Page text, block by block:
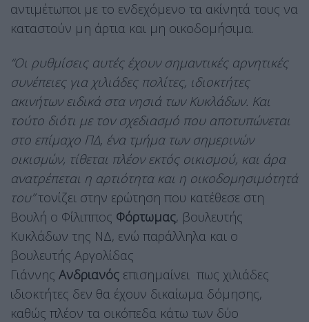
αντιμέτωποι με το ενδεχόμενο τα ακίνητά τους να
καταστούν μη άρτια και μη οικοδομήσιμα.
“Οι ρυθμίσεις αυτές έχουν σημαντικές αρνητικές
συνέπειες για χιλιάδες πολίτες, ιδιοκτήτες
ακινήτων ειδικά στα νησιά των Κυκλάδων. Και
τούτο διότι με τον σχεδιασμό που αποτυπώνεται
στο επίμαχο ΠΔ, ένα τμήμα των σημερινών
οικισμών, τίθεται πλέον εκτός οικισμού, και άρα
ανατρέπεται η αρτιότητα και η οικοδομησιμότητά
του”τονίζει στην ερώτηση που κατέθεσε στη
Βουλή ο Φίλιππος Φόρτωμας, βουλευτής
Κυκλάδων της ΝΔ, ενώ παράλληλα και ο
βουλευτής Αργολίδας
Γιάννης Ανδριανός επισημαίνει πως χιλιάδες
ιδιοκτήτες δεν θα έχουν δικαίωμα δόμησης,
καθώς πλέον τα οικόπεδα κάτω των δύο